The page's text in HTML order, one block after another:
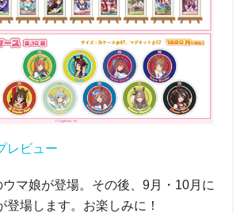
レビュー
マ娘が登場。その後、9月・10月に
登場します。お楽しみに！